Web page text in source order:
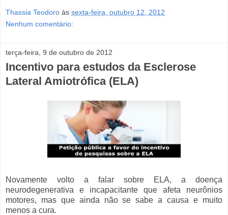
Thassia Teodoro às sexta-feira, outubro 12, 2012
Nenhum comentário:
terça-feira, 9 de outubro de 2012
Incentivo para estudos da Esclerose
Lateral Amiotrófica (ELA)
Novamente volto a falar sobre ELA, a doença
neurodegenerativa e incapacitante que afeta neurônios
motores, mas que ainda não se sabe a causa e muito
menos a cura.